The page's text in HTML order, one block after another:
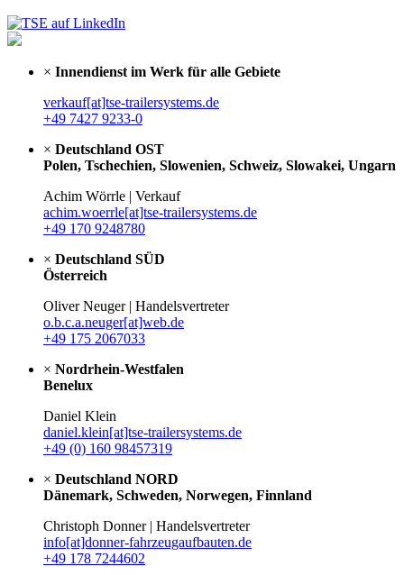
× Innendienst im Werk für alle Gebiete
verkauf[at]tse-trailersystems.de
+49 7427 9233-0
× Deutschland OST
Polen, Tschechien, Slowenien, Schweiz, Slowakei, Ungarn
Achim Wörrle | Verkauf
achim.woerrle[at]tse-trailersystems.de
+49 170 9248780
× Deutschland SÜD
Österreich
Oliver Neuger | Handelsvertreter
o.b.c.a.neuger[at]web.de
+49 175 2067033
× Nordrhein-Westfalen
Benelux
Daniel Klein
daniel.klein[at]tse-trailersystems.de
+49 (0) 160 98457319
× Deutschland NORD
Dänemark, Schweden, Norwegen, Finnland
Christoph Donner | Handelsvertreter
info[at]donner-fahrzeugaufbauten.de
+49 178 7244602